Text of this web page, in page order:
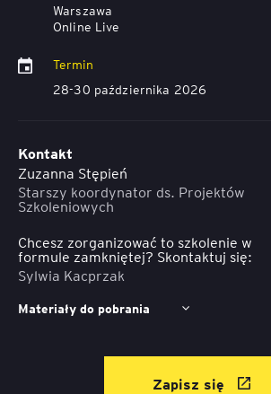
Warszawa
Online Live
Termin
28-30 października 2026
Kontakt
Zuzanna Stępień
Starszy koordynator ds. Projektów
Szkoleniowych
Chcesz zorganizować to szkolenie w
formule zamkniętej? Skontaktuj się:
Sylwia Kacprzak
Materiały do pobrania
Zapisz się